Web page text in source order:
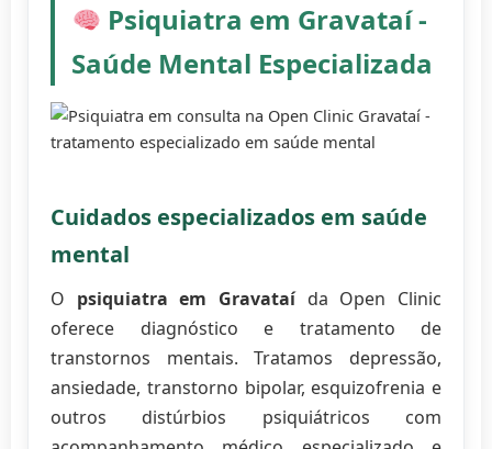
Psiquiatra em Gravataí -
Saúde Mental Especializada
Cuidados especializados em saúde
mental
O psiquiatra em Gravataída Open Clinic
oferece diagnóstico e tratamento de
transtornos mentais. Tratamos depressão,
ansiedade, transtorno bipolar, esquizofrenia e
outros distúrbios psiquiátricos com